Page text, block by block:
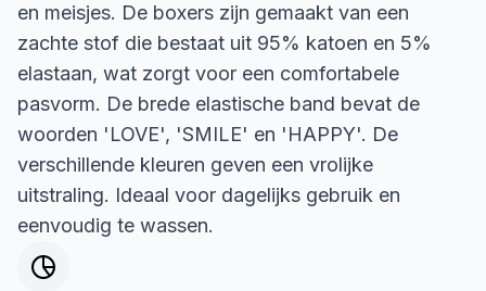
en meisjes. De boxers zijn gemaakt van een
zachte stof die bestaat uit 95% katoen en 5%
elastaan, wat zorgt voor een comfortabele
pasvorm. De brede elastische band bevat de
woorden 'LOVE', 'SMILE' en 'HAPPY'. De
verschillende kleuren geven een vrolijke
uitstraling. Ideaal voor dagelijks gebruik en
eenvoudig te wassen.